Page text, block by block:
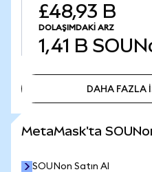
£48,93 B
DOLAŞIMDAKI ARZ
1,41 B
DAHA FAZLA
MetaMask'ta
SOUNon Satın Al